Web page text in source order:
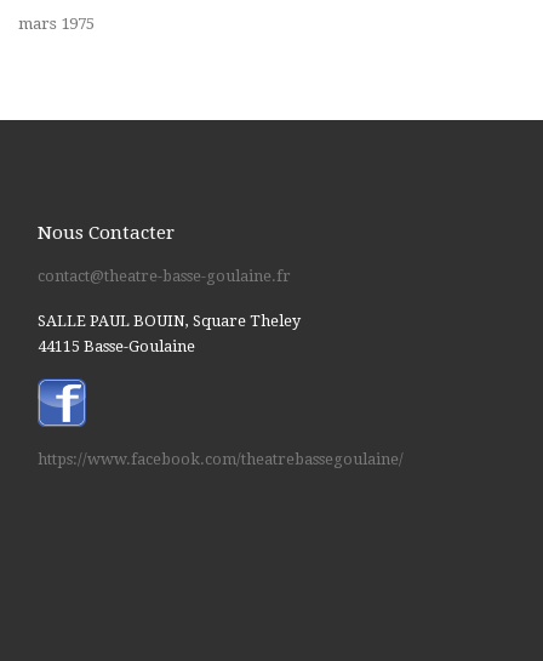
mars 1975
Nous Contacter
contact@theatre-basse-goulaine.fr
SALLE PAUL BOUIN, Square Theley
44115 Basse-Goulaine
https://www.facebook.com/theatrebassegoulaine/